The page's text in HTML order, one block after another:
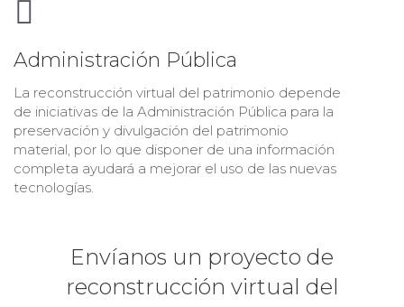
Administración Pública
La reconstrucción virtual del patrimonio depende
de iniciativas de la Administración Pública para la
preservación y divulgación del patrimonio
material, por lo que disponer de una información
completa ayudará a mejorar el uso de las nuevas
tecnologías.
Envíanos un proyecto de
reconstrucción virtual del